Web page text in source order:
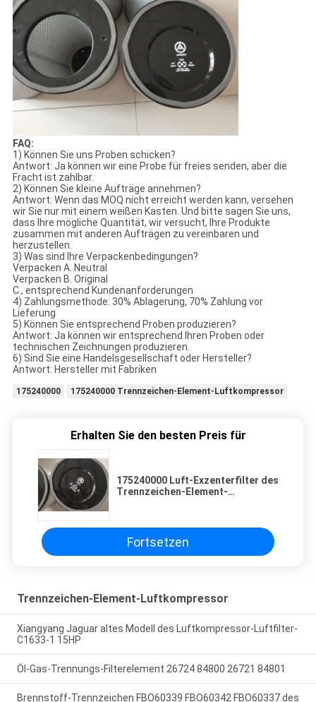
FAQ:
1) Können Sie uns Proben schicken?
Antwort: Ja können wir eine Probe für freies senden, aber die
Fracht ist zahlbar.
2) Können Sie kleine Aufträge annehmen?
Antwort: Wenn das MOQ nicht erreicht werden kann, versehen
wir Sie nur mit einem weißen Kasten. Und bitte sagen Sie uns,
dass Ihre mögliche Quantität, wir versucht, Ihre Produkte
zusammen mit anderen Aufträgen zu vereinbaren und
herzustellen.
3) Was sind Ihre Verpackenbedingungen?
Verpacken A. Neutral
Verpacken B. Original
C., entsprechend Kundenanforderungen
4) Zahlungsmethode: 30% Ablagerung, 70% Zahlung vor
Lieferung
5) Können Sie entsprechend Proben produzieren?
Antwort: Ja können wir entsprechend Ihren Proben oder
technischen Zeichnungen produzieren.
6) Sind Sie eine Handelsgesellschaft oder Hersteller?
Antwort: Hersteller mit Fabriken
175240000 175240000 Trennzeichen-Element-Luftkompressor
Erhalten Sie den besten Preis für
175240000 Luft-Exzenterfilter des
Trennzeichen-Element-
Fortsetzen
Trennzeichen-Element-Luftkompressor
Xiangyang Jaguar altes Modell des Luftkompressor-Luftfilter-
C1633-1 15HP
Öl-Gas-Trennungs-Filterelement 26724 84800 26721 84801
Brennstoff-Trennzeichen FBO60339 FBO60342 FBO60337 des